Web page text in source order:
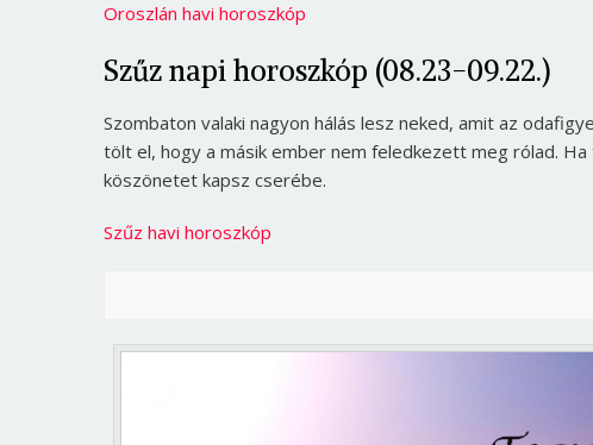
Oroszlán havi horoszkóp
Szűz napi horoszkóp (08.23-09.22.)
Szombaton valaki nagyon hálás lesz neked, amit az
tölt el, hogy a másik ember nem feledkezett meg rólad.
köszönetet kapsz cserébe.
Szűz havi horoszkóp